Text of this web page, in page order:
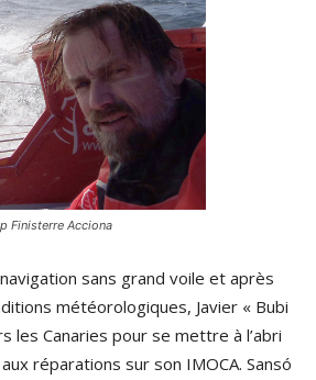
Finisterre Acciona
sans grand voile et après
météorologiques, Javier « Bubi
les Canaries pour se mettre à l’abri
réparations sur son IMOCA. Sansó